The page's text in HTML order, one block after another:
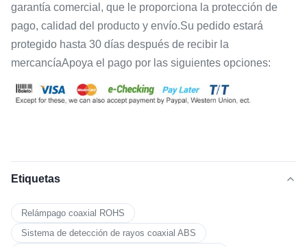
garantía comercial, que le proporciona la protección de
pago, calidad del producto y envío.Su pedido estará
protegido hasta 30 días después de recibir la
mercancíaApoya el pago por las siguientes opciones:
Etiquetas
Relámpago coaxial ROHS
Sistema de detección de rayos coaxial ABS